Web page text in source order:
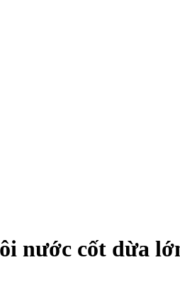
nước cốt dừa